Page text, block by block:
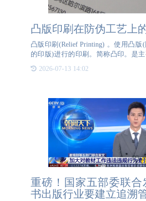
凸版印刷在防伪工艺上
凸版印刷(Relief Printing) 。使用凸版
的印版)进行的印刷。简称凸印。是
一。历史最久，在长期发展过程中不断
版印刷在防伪标签工艺上的应用主要体
2026-07-13 14:02
重磅！国家五部委联合
书出版行业要建立追溯